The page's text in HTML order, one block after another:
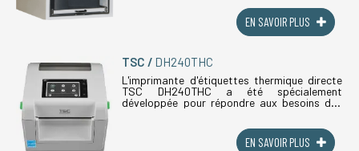
haute résistance, ce coffret garantit (...)
EN SAVOIR PLUS
TSC DH240THC
L'imprimante d'étiquettes thermique directe
TSC DH240THC a été spécialement
développée pour répondre aux besoins des
EN SAVOIR PLUS